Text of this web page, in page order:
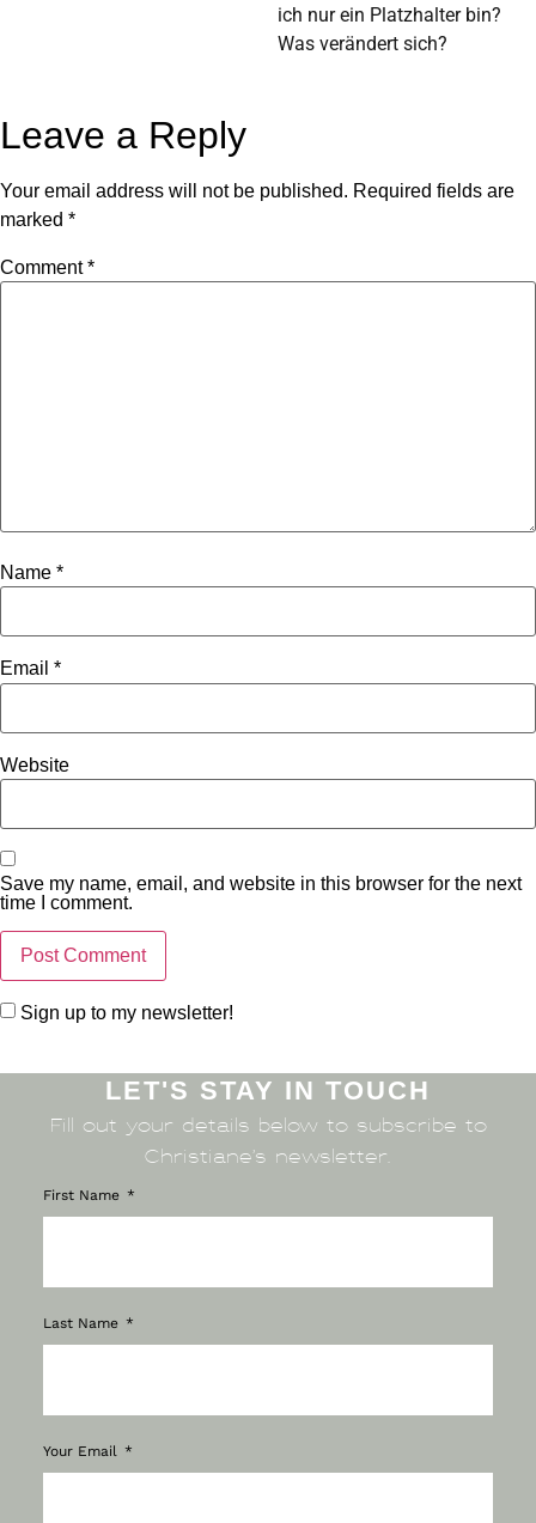
ich nur ein Platzhalter bin?
Was verändert sich?
Leave a Reply
Your email address will not be published. Required fields are
marked *
Comment*
Name *
Email *
Website
Save my name, email, and website in this browser for the next
time I comment.
Sign up to my newsletter!
LET'S STAY IN TOUCH
Fill out your details below to subscribe to
Christiane’s newsletter.
First Name
Last Name
Your Email